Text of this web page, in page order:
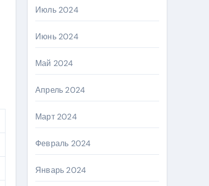
Июль 2024
Июнь 2024
Май 2024
Апрель 2024
Март 2024
Февраль 2024
Январь 2024